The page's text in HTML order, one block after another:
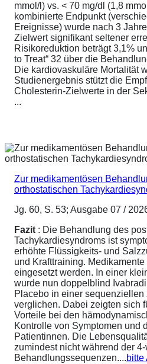
mmol/l) vs. < 70 mg/dl (1,8
kombinierte Endpunkt
Ereignisse) wurde nach 3
Zielwert signifikant seltener
Risikoreduktion beträgt 3,1%
to Treat“ 32 über die
Die kardiovaskuläre Mortalität
Studienergebnis stützt die
Cholesterin-Zielwerte in der
...
Zur medikamentösen
orthostatischen
Jg. 60, S. 53; Ausgabe 07 /
Fazit : Die Behandlung des
Tachykardiesyndroms ist
erhöhte Flüssigkeits- und
und Krafttraining.
eingesetzt werden. In einer
wurde nun doppelblind
Placebo in einer sequenziellen
verglichen. Dabei zeigten sich
Vorteile bei den
Kontrolle von Symptomen und
Patientinnen. Die
zumindest nicht während der
Behandlungssequenzen....bitte